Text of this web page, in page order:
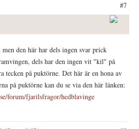
#7
den här har dels ingen svar prick
dels har den ingen vit "kil" på
tecken på puktörne. Det här är en hona av
på puktörne kan du se via den här länken:
forum/fjarilsfragor/hedblavinge